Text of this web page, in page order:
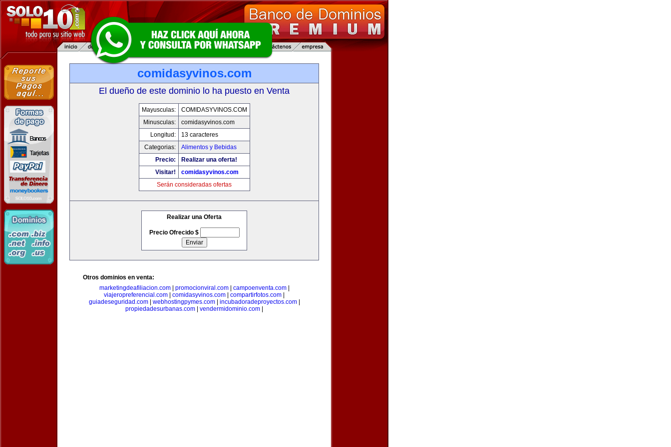
comidasyvinos.com
El dueño de este dominio lo ha puesto en Venta
Mayusculas:
COMIDASYVINOS.COM
Minusculas:
comidasyvinos.com
Longitud:
13 caracteres
Categorias:
Alimentos y Bebidas
Precio:
Realizar una oferta!
Visitar!
comidasyvinos.com
Serán consideradas ofertas
Realizar una Oferta
Precio Ofrecido $
Otros dominios en venta:
marketingdeafiliacion.com| promocionviral.com| campoenventa.com|
viajeropreferencial.com
comidasyvinos.com compartirfotos.com
guiadeseguridad.com| webhostingpymes.com| incubadoradeproyectos.com|
propiedadesurbanas.com
vendermidominio.com